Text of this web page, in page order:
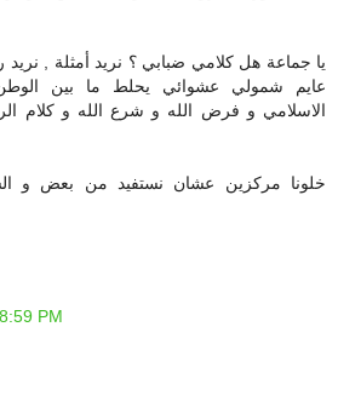
يا جماعة هل كلامي ضبابي ؟ نريد أمثلة , نريد
عايم شمولي عشوائي يحلط ما بين
الاسلامي و فرض الله و شرع الله و كلام
خلونا مركزين عشان نستفيد من بعض و
PM